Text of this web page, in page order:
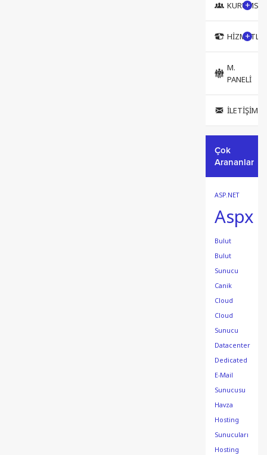
KURUMSAL
M.
PANELİ
İLETIŞIM
Çok
Arananlar
ASP.NET
Aspx
Bulut
Bulut
Sunucu
Canik
Cloud
Cloud
Sunucu
Datacenter
Dedicated
E-Mail
Sunucusu
Havza
Hosting
Sunucuları
Hosting